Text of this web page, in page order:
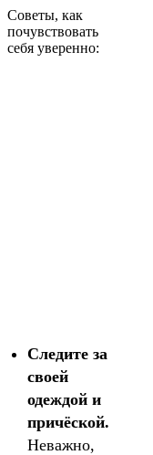
Советы, как
почувствовать
себя уверенно:
Следите за
своей
одеждой и
причёской.
Неважно,